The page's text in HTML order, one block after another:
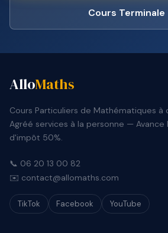
Cours
AlloMaths
Cours Particuliers de Mathématiques à
Agréé services à la personne —
d'impôt 50%.
📞 06 20 13 00 82
✉️ contact@allomaths.com
TikTok Facebook YouTube